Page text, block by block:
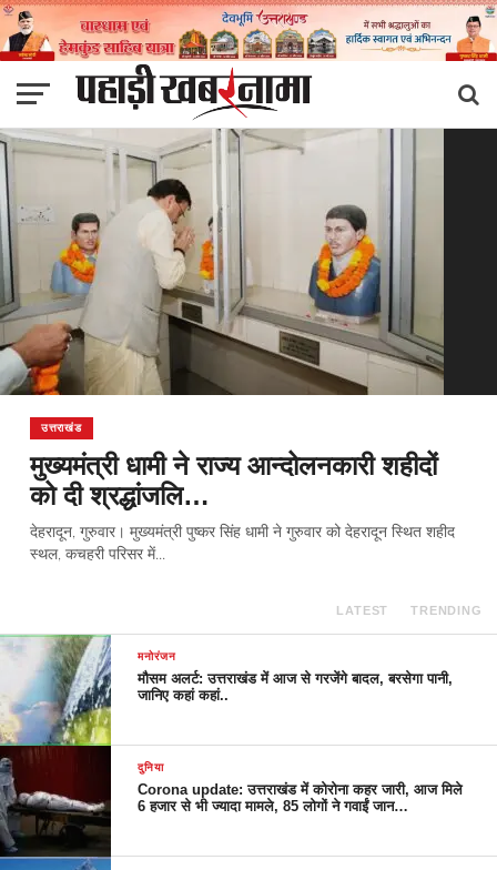
उत्तराखंड
मुख्यमंत्री धामी ने राज्य आन्दोलनकारी शहीदों
को दी श्रद्धांजलि…
देहरादून, गुरुवार। मुख्यमंत्री पुष्कर सिंह धामी ने गुरुवार को देहरादून स्थित शहीद
स्थल, कचहरी परिसर में...
LATEST TRENDING
मनोरंजन
मौसम अलर्ट: उत्तराखंड में आज से गरजेंगे बादल, बरसेगा पानी,
जानिए कहां कहां..
दुनिया
Corona update: उत्तराखंड में कोरोना कहर जारी, आज मिले
6 हजार से भी ज्यादा मामले, 85 लोगों ने गवाईं जान…